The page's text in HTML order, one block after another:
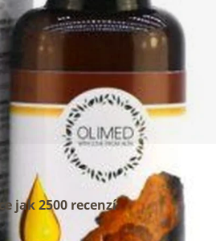
jak 2500 recenzí